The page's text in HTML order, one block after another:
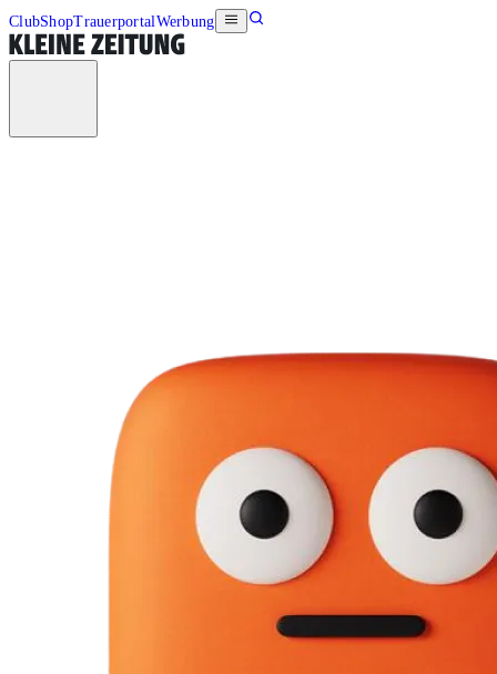
ClubShopTrauerportalWerbung